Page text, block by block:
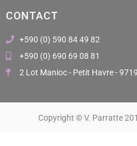
e
b
o
o
k
t
a
g
r
a
CONTACT
+590 (0) 590 84 49 82
+590 (0) 690 69 08 81
2 Lot Manioc - Petit Havre -
Copyright © V. Parratte